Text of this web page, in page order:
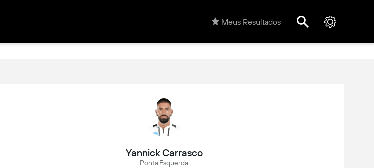
Meus Resultados
Yannick Carrasco
Ponta Esquerda